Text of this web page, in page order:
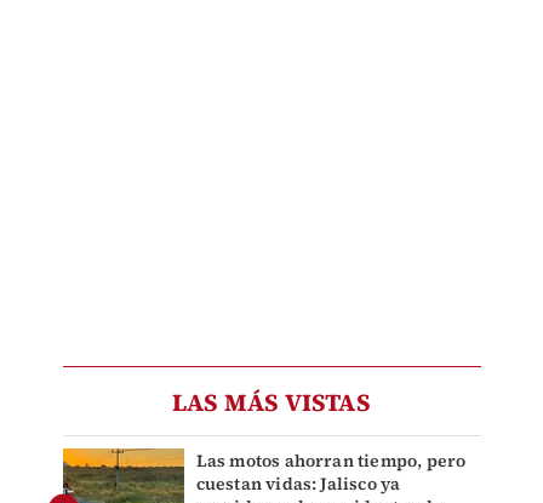
LAS MÁS VISTAS
Las motos ahorran tiempo, pero
cuestan vidas: Jalisco ya